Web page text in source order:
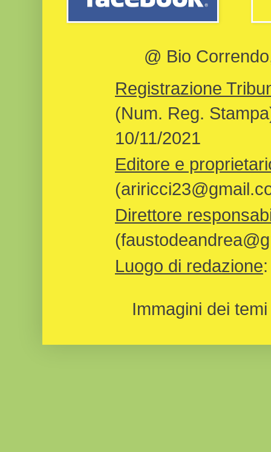
@ Bio
Registrazione
(Num. Reg.
10/11/2021
Editore e
Direttore
Luogo di redazione
Immagini dei